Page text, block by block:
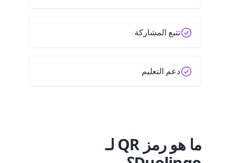
تتبع المشاركة
دعم التعليم
ما هو رمز QR لـ